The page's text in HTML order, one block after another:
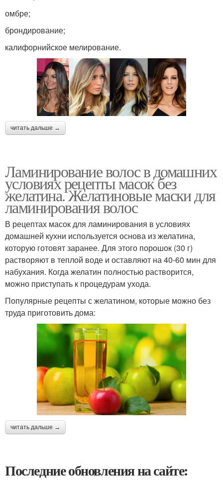
омбре;
брондирование;
калифорнийское мелирование.
читать дальше →
Ламинирование волос в домашних
условиях рецепты масок без
желатина. Желатиновые маски для
ламинирования волос
В рецептах масок для ламинирования в условиях
домашней кухни используется основа из желатина,
которую готовят заранее. Для этого порошок (30 г)
растворяют в теплой воде и оставляют на 40-60 мин для
набухания. Когда желатин полностью растворится,
можно приступать к процедурам ухода.
Популярные рецепты с желатином, которые можно без
труда приготовить дома:
читать дальше →
Последние обновления на сайте: